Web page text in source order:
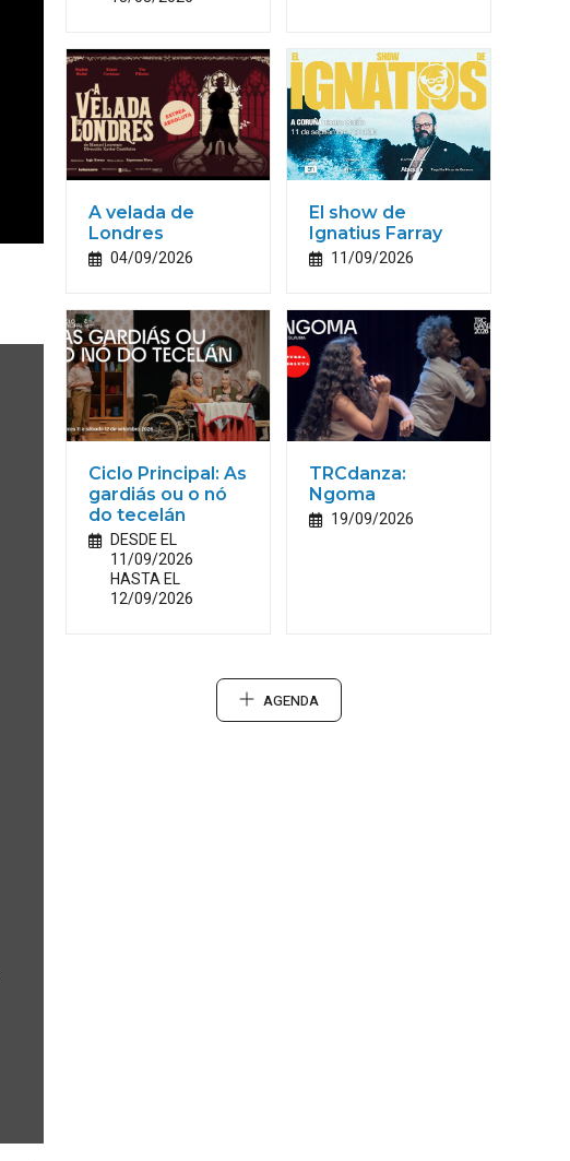
A velada de
Londres
04/09/2026
El show de
Ignatius Farray
11/09/2026
Ciclo Principal: As
gardiás ou o nó
do tecelán
DESDE EL
11/09/2026
HASTA EL
12/09/2026
TRCdanza:
Ngoma
19/09/2026
AGENDA